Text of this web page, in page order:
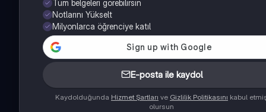
Tüm belgeleri görebilirsin
Notlarını Yükselt
Milyonlarca öğrenciye katıl
E-posta ile kaydol
Kaydolduğunda Hizmet Şartları ve Gizlilik Politikasını kabul
olursun